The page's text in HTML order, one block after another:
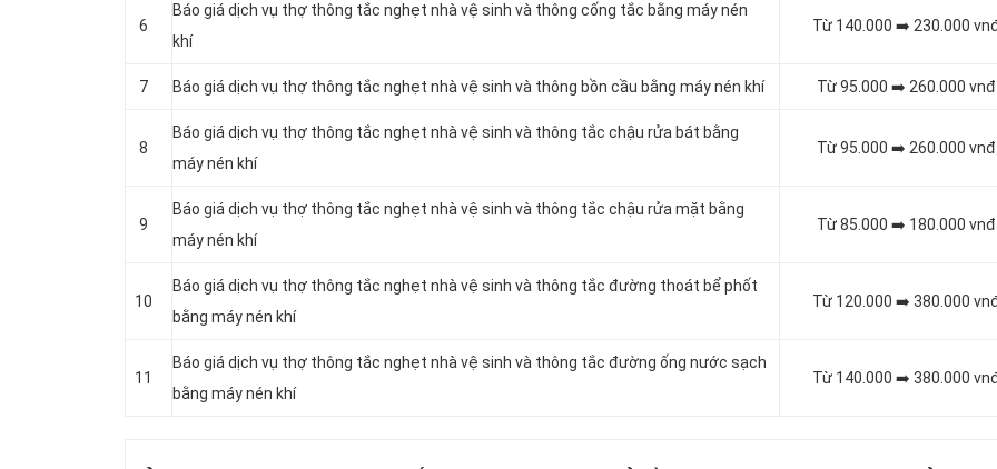
6
Báo giá dịch vụ thợ thông tắc nghẹt nhà vệ sinh và thông cống tắc bằng máy nén
khí
Từ 140.000 ➡️ 230.000
7 Báo giá dịch vụ thợ thông tắc nghẹt nhà vệ sinh và thông bồn cầu bằng máy nén khí Từ 95.000 ➡️ 260.000 vnđ
8
Báo giá dịch vụ thợ thông tắc nghẹt nhà vệ sinh và thông tắc chậu rửa bát bằng
máy nén khí
Từ 95.000 ➡️ 260.000 vnđ
9
Báo giá dịch vụ thợ thông tắc nghẹt nhà vệ sinh và thông tắc chậu rửa mặt bằng
máy nén khí
Từ 85.000 ➡️ 180.000 vnđ
10
Báo giá dịch vụ thợ thông tắc nghẹt nhà vệ sinh và thông tắc đường thoát bể phốt
bằng máy nén khí
Từ 120.000 ➡️ 380.000
11
Báo giá dịch vụ thợ thông tắc nghẹt nhà vệ sinh và thông tắc đường ống nước sạch
bằng máy nén khí
Từ 140.000 ➡️ 380.000